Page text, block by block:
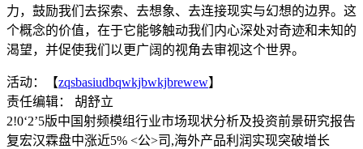
力，鼓励我们去探索、去想象、去连接现实与幻想的边界。这
个概念的价值，在于它能够触动我们内心深处对奇迹和未知的
渴望，并促使我们以更广阔的视角去审视这个世界。
活动：【zqsbasiudbqwkjbwkjbrewew】
责任编辑： 胡舒立
2!0‘2’5版中国射频模组行业市场现状分析及投资前景研究报告
复宏汉霖盘中涨近5% <公>司,海外产品利润实现突破增长